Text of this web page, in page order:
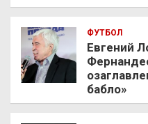
ФУТБОЛ
Евгений
бабло»